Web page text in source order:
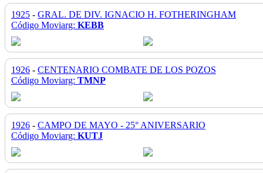
1925 - GRAL. DE DIV. IGNACIO H. FOTHERINGHAM
Código Moviarg: KEBB
1926 - CENTENARIO COMBATE DE LOS POZOS
Código Moviarg: TMNP
1926 - CAMPO DE MAYO - 25° ANIVERSARIO
Código Moviarg: KUTJ